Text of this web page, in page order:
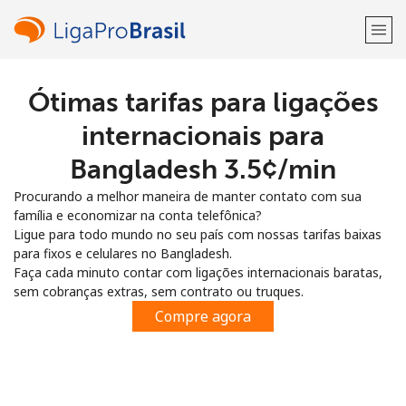
Bem-vindo(a)!
ENTRE →
Entrar com
ou
Ótimas tarifas para ligações
internacionais para
Bangladesh ⁦3.5¢⁩/min
Procurando a melhor maneira de manter contato com sua
família e economizar na conta telefônica?
Ligue para todo mundo no seu país com nossas tarifas baixas
para fixos e celulares no Bangladesh.
Faça cada minuto contar com ligações internacionais baratas,
sem cobranças extras, sem contrato ou truques.
Compre agora